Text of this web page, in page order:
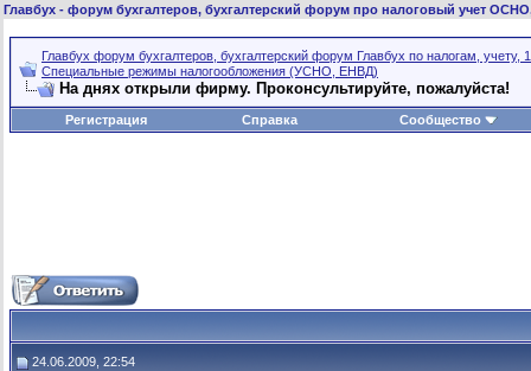
Главбух - форум бухгалтеров, бухгалтерский форум про налоговый учет
Главбух форум бухгалтеров, бухгалтерский форум Главбух по налогам, учету,
Специальные режимы налогообложения (УСНО, ЕНВД)
На днях открыли фирму. Проконсультируйте, пожалуйста!
Регистрация Справка Сообщество
24.06.2009, 22:54